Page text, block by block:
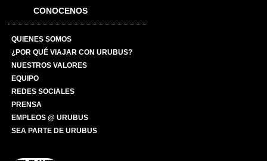
CONOCENOS
QUIENES SOMOS
¿POR QUÉ VIAJAR CON URUBUS?
NUESTROS VALORES
EQUIPO
REDES SOCIALES
PRENSA
EMPLEOS @ URUBUS
SEA PARTE DE URUBUS